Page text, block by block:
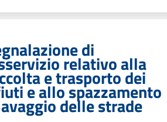
di
relativo alla
e trasporto dei
e allo spazzamento
delle strade